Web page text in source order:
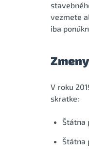
vezmete
iba
V roku
skratke:
Štátna
Štátna